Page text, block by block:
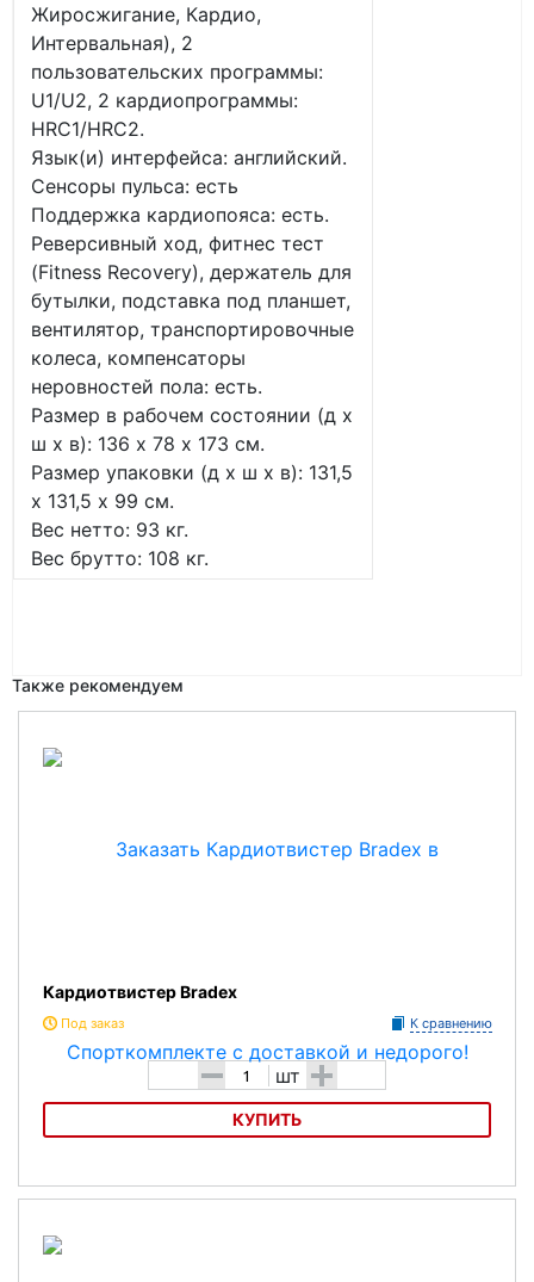
Жиросжигание, Кардио,
Интервальная), 2
пользовательских программы:
U1/U2, 2 кардиопрограммы:
HRC1/HRC2.
Язык(и) интерфейса: английский.
Сенсоры пульса: есть
Поддержка кардиопояса: есть.
Реверсивный ход, фитнес тест
(Fitness Recovery), держатель для
бутылки, подставка под планшет,
вентилятор, транспортировочные
колеса, компенсаторы
неровностей пола: есть.
Размер в рабочем состоянии (д х
ш х в): 136 х 78 х 173 см.
Размер упаковки (д х ш х в): 131,5
х 131,5 х 99 см.
Вес нетто: 93 кг.
Вес брутто: 108 кг.
Также рекомендуем
Кардиотвистер Bradex
Под заказ К сравнению
- шт +
КУПИТЬ
Кардиотвистер Bradex